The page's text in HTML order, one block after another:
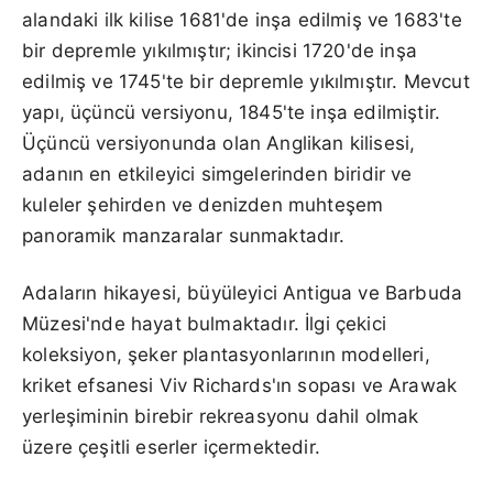
alandaki ilk kilise 1681'de inşa edilmiş ve 1683'te
bir depremle yıkılmıştır; ikincisi 1720'de inşa
edilmiş ve 1745'te bir depremle yıkılmıştır. Mevcut
yapı, üçüncü versiyonu, 1845'te inşa edilmiştir.
Üçüncü versiyonunda olan Anglikan kilisesi,
adanın en etkileyici simgelerinden biridir ve
kuleler şehirden ve denizden muhteşem
panoramik manzaralar sunmaktadır.
Adaların hikayesi, büyüleyici Antigua ve Barbuda
Müzesi'nde hayat bulmaktadır. İlgi çekici
koleksiyon, şeker plantasyonlarının modelleri,
kriket efsanesi Viv Richards'ın sopası ve Arawak
yerleşiminin birebir rekreasyonu dahil olmak
üzere çeşitli eserler içermektedir.